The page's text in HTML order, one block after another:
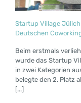
Startup Village
Deutschen
Beim erstmals
wurde das Startup
in zwei Kategorien
belegte den 2. Platz
[...]